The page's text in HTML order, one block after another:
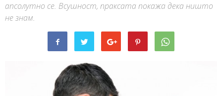
апсолутно се. Всушност, праксата покажа дека ништо
не знам.